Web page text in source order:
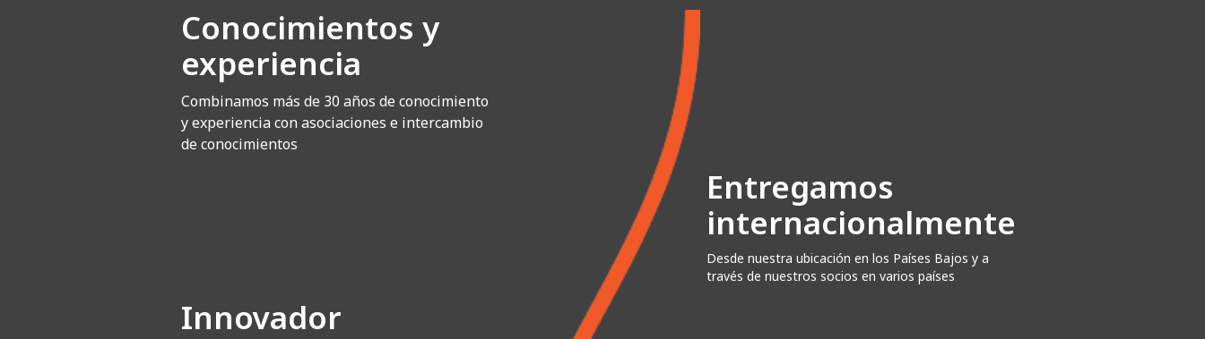
Conocimientos y
experiencia
Combinamos más de 30 años de conocimiento
y experiencia con asociaciones e intercambio
de conocimientos
Entregamos
internacionalmente
Desde nuestra ubicación en los Países Bajos y a
través de nuestros socios en varios países
Innovador